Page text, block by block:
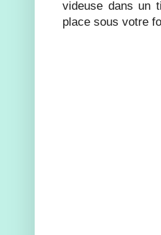
videuse dans un
place sous votre